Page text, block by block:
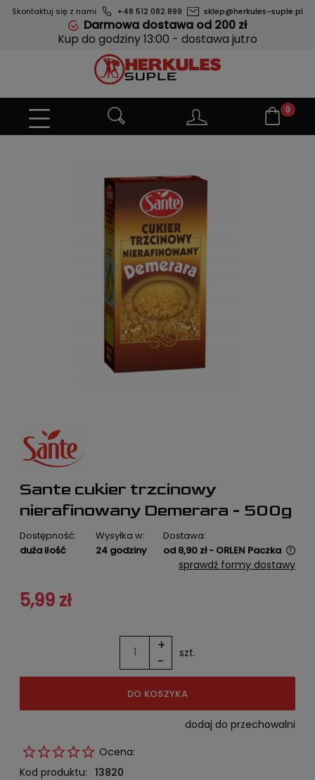
Skontaktuj się z nami: +48 512 082 899 sklep@herkules-suple.pl
Darmowa dostawa od 200 zł
Kup do godziny 13:00 - dostawa jutro
Sante cukier trzcinowy
nierafinowany Demerara - 500g
Dostępność:
duża ilość
Wysyłka w:
24 godziny
Dostawa:
od 8,90 zł - ORLEN Paczka
Cena nie zawiera ewentualnych kosztów płatności
sprawdź formy dostawy
5,99 zł
-
+ szt.
DO KOSZYKA
dodaj do przechowalni
Ocena:
Kod produktu: 13820